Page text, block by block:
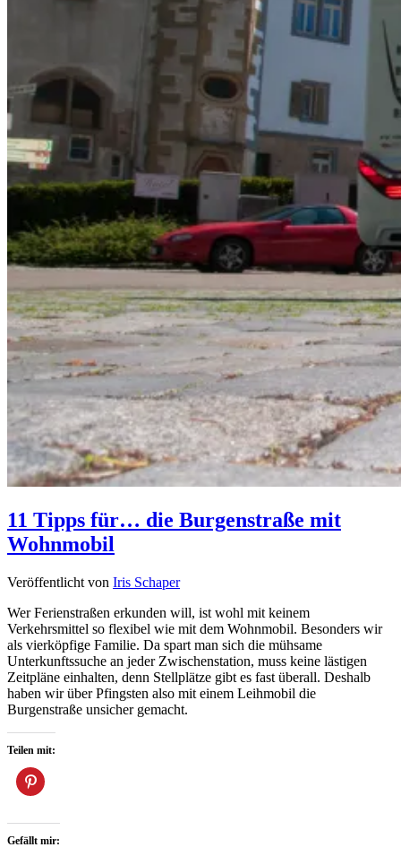
11 Tipps für… die Burgenstraße mit
Wohnmobil
Veröffentlicht von Iris Schaper
Wer Ferienstraßen erkunden will, ist wohl mit keinem
Verkehrsmittel so flexibel wie mit dem Wohnmobil. Besonders wir
als vierköpfige Familie. Da spart man sich die mühsame
Unterkunftssuche an jeder Zwischenstation, muss keine lästigen
Zeitpläne einhalten, denn Stellplätze gibt es fast überall. Deshalb
haben wir über Pfingsten also mit einem Leihmobil die
Burgenstraße unsicher gemacht.
Teilen mit:
Gefällt mir: